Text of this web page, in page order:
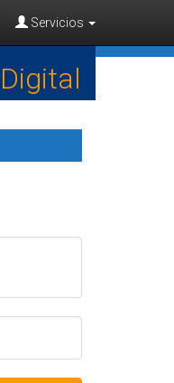
Servicios
Digital